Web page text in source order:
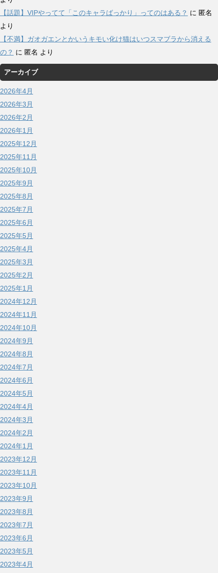
【話題】VIPやってて「このキャラばっかり」ってのはある？ に 匿名
より
【不満】ガオガエンとかいうキモい化け猫はいつスマブラから消える
の？ に 匿名 より
アーカイブ
2026年4月
2026年3月
2026年2月
2026年1月
2025年12月
2025年11月
2025年10月
2025年9月
2025年8月
2025年7月
2025年6月
2025年5月
2025年4月
2025年3月
2025年2月
2025年1月
2024年12月
2024年11月
2024年10月
2024年9月
2024年8月
2024年7月
2024年6月
2024年5月
2024年4月
2024年3月
2024年2月
2024年1月
2023年12月
2023年11月
2023年10月
2023年9月
2023年8月
2023年7月
2023年6月
2023年5月
2023年4月